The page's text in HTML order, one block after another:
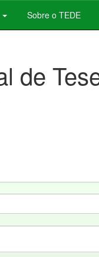
Sobre o TEDE
de